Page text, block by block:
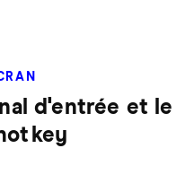
d'entrée et le